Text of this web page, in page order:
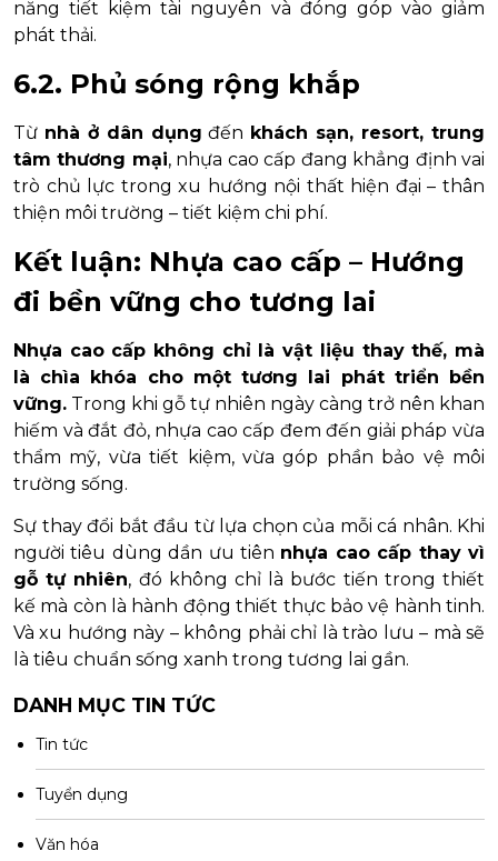
năng tiết kiệm tài nguyên và đóng góp vào giảm
phát thải.
6.2. Phủ sóng rộng khắp
Từ nhà ở dân dụng đến khách sạn, resort, trung
tâm thương mại, nhựa cao cấp đang khẳng định vai
trò chủ lực trong xu hướng nội thất hiện đại – thân
thiện môi trường – tiết kiệm chi phí.
Kết luận: Nhựa cao cấp – Hướng
đi bền vững cho tương lai
Nhựa cao cấp không chỉ là vật liệu thay thế, mà
là chìa khóa cho một tương lai phát triển bền
vững. Trong khi gỗ tự nhiên ngày càng trở nên khan
hiếm và đắt đỏ, nhựa cao cấp đem đến giải pháp vừa
thẩm mỹ, vừa tiết kiệm, vừa góp phần bảo vệ môi
trường sống.
Sự thay đổi bắt đầu từ lựa chọn của mỗi cá nhân. Khi
người tiêu dùng dần ưu tiên nhựa cao cấp thay vì
gỗ tự nhiên, đó không chỉ là bước tiến trong thiết
kế mà còn là hành động thiết thực bảo vệ hành tinh.
Và xu hướng này – không phải chỉ là trào lưu – mà sẽ
là tiêu chuẩn sống xanh trong tương lai gần.
DANH MỤC TIN TỨC
Tin tức
Tuyển dụng
Văn hóa